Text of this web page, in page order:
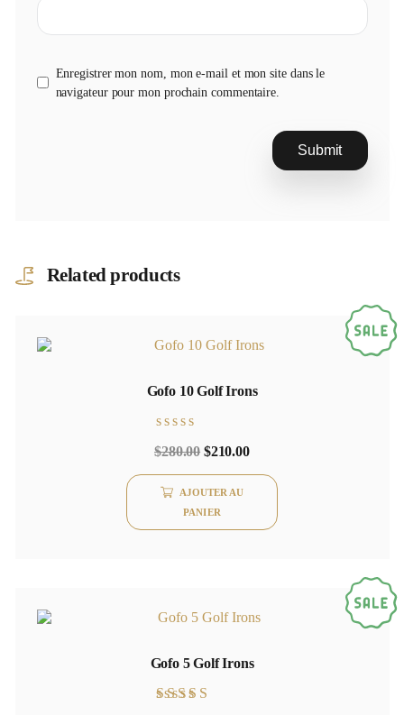
Enregistrer mon nom, mon e-mail et mon site dans le
navigateur pour mon prochain commentaire.
Related products
Gofo 10 Golf Irons
Note
0
sur
5
$280.00 $210.00
AJOUTER AU
PANIER
Gofo 5 Golf Irons